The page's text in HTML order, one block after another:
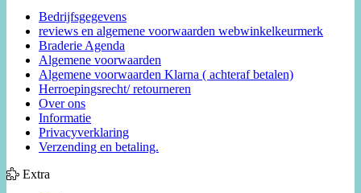
Bedrijfsgegevens
reviews en algemene voorwaarden webwinkelkeurmerk
Braderie Agenda
Algemene voorwaarden
Algemene voorwaarden Klarna ( achteraf betalen)
Herroepingsrecht/ retourneren
Over ons
Informatie
Privacyverklaring
Verzending en betaling.
Extra